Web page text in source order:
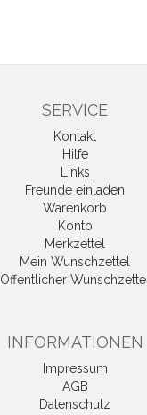
SERVICE
Kontakt
Hilfe
Links
Freunde einladen
Warenkorb
Konto
Merkzettel
Mein Wunschzettel
Öffentlicher Wunschzettel
INFORMATIONEN
Impressum
AGB
Datenschutz